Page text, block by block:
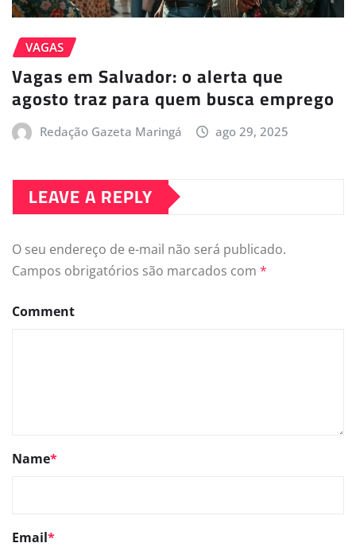
VAGAS
Vagas em Salvador: o alerta que
agosto traz para quem busca emprego
Redação Gazeta Maringá ago 29, 2025
LEAVE A REPLY
O seu endereço de e-mail não será publicado.
Campos obrigatórios são marcados com *
Comment
Name*
Email*